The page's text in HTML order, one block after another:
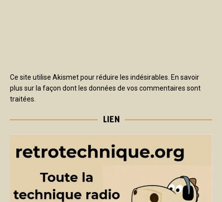
Ce site utilise Akismet pour réduire les indésirables. En savoir
plus sur la façon dont les données de vos commentaires sont
traitées.
LIEN